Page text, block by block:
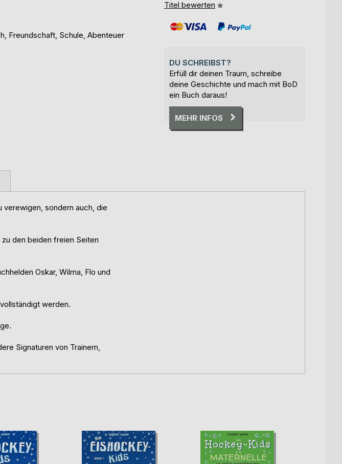
Freundschaft, Schule, Abenteuer
Titel bewerten
DU SCHREIBST?
Erfüll dir deinen Traum, schreibe
deine Geschichte und mach mit BoD
ein Buch daraus!
MEHR INFOS
verewigen, sondern auch, die
den beiden freien Seiten
Oskar, Wilma, Flo und
werden.
Signaturen von Trainern,